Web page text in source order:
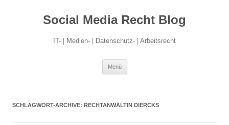
Social Media Recht Blog
IT- | Medien- | Datenschutz- | Arbeitsrecht
Menü
SCHLAGWORT-ARCHIVE: RECHTANWÄLTIN DIERCKS